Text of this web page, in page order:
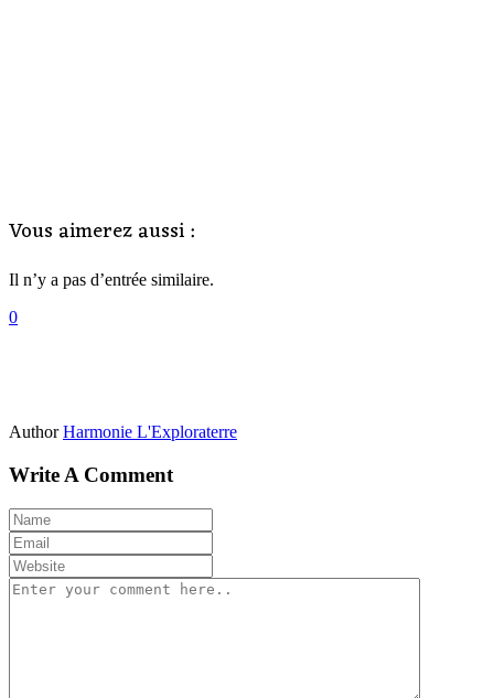
Vous aimerez aussi :
Il n’y a pas d’entrée similaire.
0
Author Harmonie L'Exploraterre
Write A Comment